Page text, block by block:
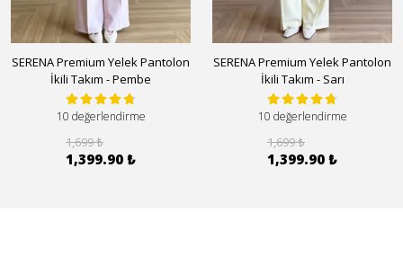
SERENA Premium Yelek Pantolon
İkili Takım - Pembe
10 değerlendirme
1,699 ₺
1,399.90 ₺
SERENA Premium Yelek Pantolon
İkili Takım - Sarı
10 değerlendirme
1,699 ₺
1,399.90 ₺